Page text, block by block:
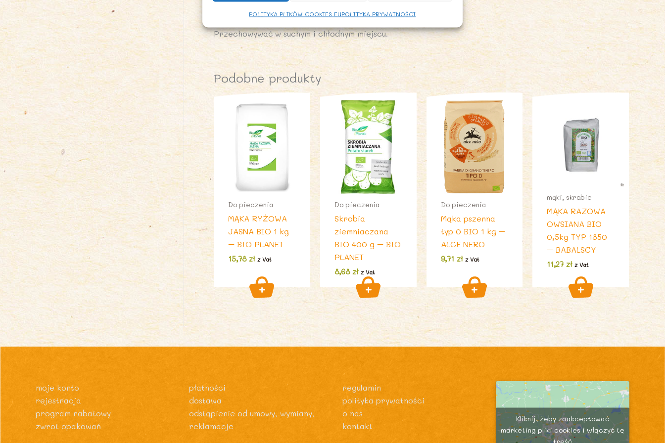
POLITYKA PLIKÓW COOKIES EUPOLITYKA PRYWATNOŚCI
ZALECANE WARUNKI PRZECHOWYWANIA
Przechowywać w suchym i chłodnym miejscu.
Podobne produkty
Do pieczenia
MĄKA RYŻOWA
JASNA BIO 1 kg
– BIO PLANET
15,78zł z Vat
Do pieczenia
Skrobia
ziemniaczana
BIO 400 g – BIO
PLANET
8,68 zł z Vat
Do pieczenia
Mąka pszenna
typ 0 BIO 1 kg –
ALCE NERO
9,71 zł z Vat
mąki, skrobie
MĄKA RAZOWA
OWSIANA BIO
0,5kg TYP 1850
– BABALSCY
11,27zł z Vat
moje konto
rejestracja
program rabatowy
zwrot opakowań
płatności
dostawa
odstąpienie od umowy, wymiany,
reklamacje
regulamin
polityka prywatności
o nas
kontakt
Kliknij, żeby zaakceptować
marketing pliki cookies i włączyć tę
treść